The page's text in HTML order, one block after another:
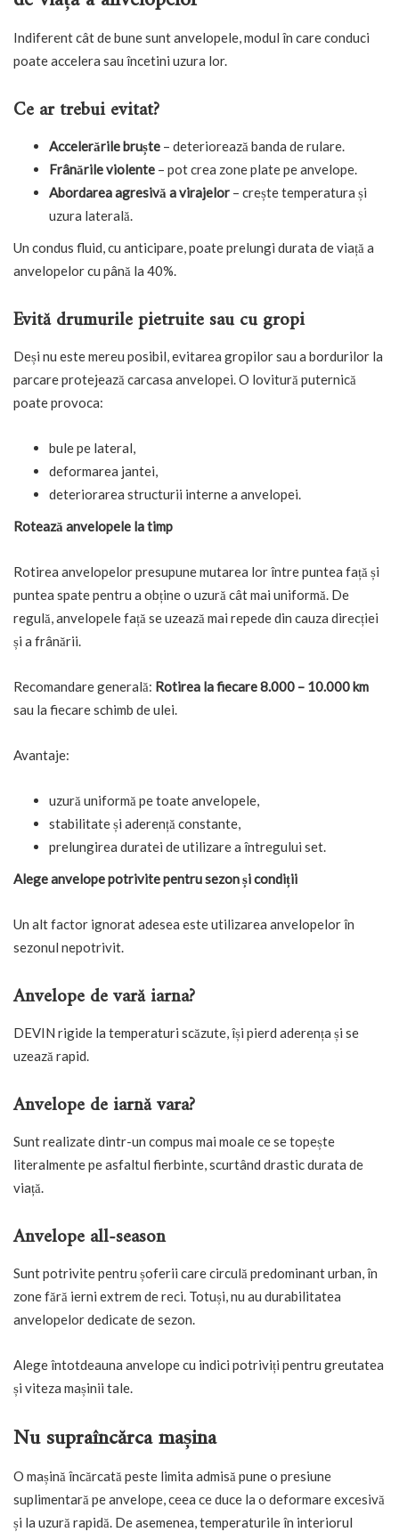
Indiferent cât de bune sunt anvelopele, modul în care conduci
poate accelera sau încetini uzura lor.
Ce ar trebui evitat?
Accelerările bruște – deteriorează banda de rulare.
Frânările violente – pot crea zone plate pe anvelope.
Abordarea agresivă a virajelor – crește temperatura și
uzura laterală.
Un condus fluid, cu anticipare, poate prelungi durata de viață a
anvelopelor cu până la 40%.
Evită drumurile pietruite sau cu gropi
Deși nu este mereu posibil, evitarea gropilor sau a bordurilor la
parcare protejează carcasa anvelopei. O lovitură puternică
poate provoca:
bule pe lateral,
deformarea jantei,
deteriorarea structurii interne a anvelopei.
Rotează anvelopele la timp
Rotirea anvelopelor presupune mutarea lor între puntea față și
puntea spate pentru a obține o uzură cât mai uniformă. De
regulă, anvelopele față se uzează mai repede din cauza direcției
și a frânării.
Recomandare generală: Rotirea la fiecare 8.000 – 10.000 km
sau la fiecare schimb de ulei.
Avantaje:
uzură uniformă pe toate anvelopele,
stabilitate și aderență constante,
prelungirea duratei de utilizare a întregului set.
Alege anvelope potrivite pentru sezon și condiții
Un alt factor ignorat adesea este utilizarea anvelopelor în
sezonul nepotrivit.
Anvelope de vară iarna?
DEVIN rigide la temperaturi scăzute, își pierd aderența și se
uzează rapid.
Anvelope de iarnă vara?
Sunt realizate dintr-un compus mai moale ce se topește
literalmente pe asfaltul fierbinte, scurtând drastic durata de
viață.
Anvelope all-season
Sunt potrivite pentru șoferii care circulă predominant urban, în
zone fără ierni extrem de reci. Totuși, nu au durabilitatea
anvelopelor dedicate de sezon.
Alege întotdeauna anvelope cu indici potriviți pentru greutatea
și viteza mașinii tale.
Nu supraîncărca mașina
O mașină încărcată peste limita admisă pune o presiune
suplimentară pe anvelope, ceea ce duce la o deformare excesivă
și la uzură rapidă. De asemenea, temperaturile în interiorul